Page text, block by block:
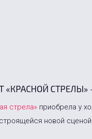
«КРАСНОЙ СТРЕЛЫ»
стрела» приобрела у
новой